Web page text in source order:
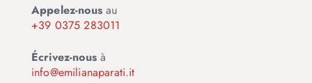
Appelez-nousau
+39 0375 283011
Écrivez-nousà
info@emilianaparati.it